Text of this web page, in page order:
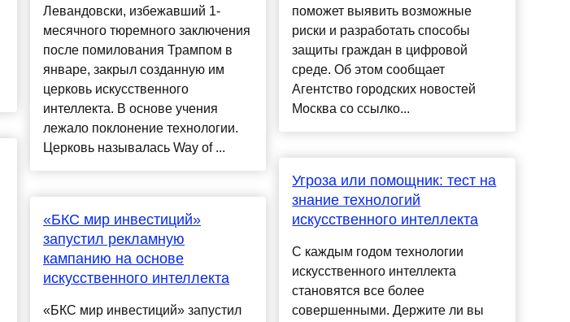
Левандовски, избежавший 1-
месячного тюремного заключения
после помилования Трампом в
январе, закрыл созданную им
церковь искусственного
интеллекта. В основе учения
лежало поклонение технологии.
Церковь называлась Way of ...
«БКС мир инвестиций»
запустил рекламную
кампанию на основе
искусственного интеллекта
«БКС мир инвестиций» запустил
поможет выявить возможные
риски и разработать способы
защиты граждан в цифровой
среде. Об этом сообщает
Агентство городских новостей
Москва со ссылко...
Угроза или помощник: тест на
знание технологий
искусственного интеллекта
С каждым годом технологии
искусственного интеллекта
становятся все более
совершенными. Держите ли вы